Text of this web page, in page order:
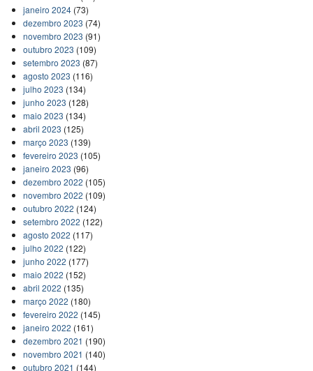
janeiro 2024(73)
dezembro 2023 (74)
novembro 2023 (91)
outubro 2023 (109)
setembro 2023 (87)
agosto 2023 (116)
julho 2023 (134)
junho 2023 (128)
maio 2023 (134)
abril 2023 (125)
março 2023 (139)
fevereiro 2023 (105)
janeiro 2023 (96)
dezembro 2022 (105)
novembro 2022 (109)
outubro 2022 (124)
setembro 2022 (122)
agosto 2022 (117)
julho 2022 (122)
junho 2022 (177)
maio 2022 (152)
abril 2022 (135)
março 2022 (180)
fevereiro 2022 (145)
janeiro 2022 (161)
dezembro 2021 (190)
novembro 2021 (140)
outubro 2021 (144)